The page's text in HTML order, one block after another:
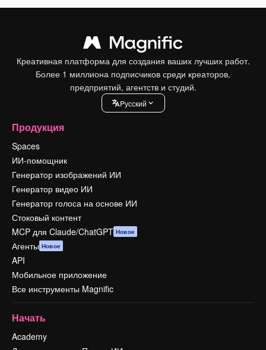
Креативная платформа для создания ваших лучших работ.
Более 1 миллиона подписчиков среди креаторов,
предприятий, агентств и студий.
Pусский
Продукция
Spaces
ИИ-помощник
Генератор изображений ИИ
Генератор видео ИИ
Генератор голоса на основе ИИ
Стоковый контент
MCP для Claude/ChatGPT Новое
Агенты Новое
API
Мобильное приложение
Все инструменты Magnific
Начать
Academy